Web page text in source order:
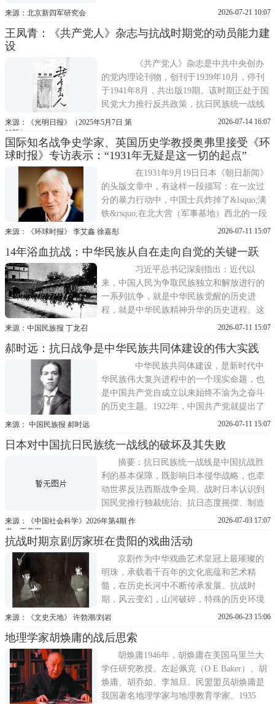
军的作战，而且依靠敌军的瓦解。历史已经
成了现实。抗日战争时期，新四军面对日伪
的一系列新的方针和政策，创造性地
来源：北京新四军研究会 2026-07-21 10:07
王凤青：《共产党人》杂志与抗战时期党的动员能力建
设
《共产党人》杂志是中共中央创办
的党内理论刊物，创刊于1939年10月，停刊
于1941年8月，共出版19期。该时期正处于国
民党大力推行反共政策，抗日民族统一战线
出现严重倒退之际。抗日战争既是军事战，
作，才能汇成陷敌于灭顶之灾的汪洋大海，
形成弥补武器等等缺陷的补救条件与克服一
切战争困难的前提。危急存亡关头
来源：《光明日报》（2025年5月7日 第
11版）
2026-07-14 16:07
国际知名战争史学家、英国历史学教授奥弗里接受《环
球时报》专访表示：“1931年无疑是这一切的起点”
在1931年9月19日日本《朝日新闻》
的头版文章中，有这样一段描写：在一次过
分的暴力行动中，中国士兵炸掉了&lsquo;满
铁&rsquo;在北大营（军事基地）西北的一段
铁轨，并攻击了我们的铁路守卫。我们的守
英国埃克塞特大学历史学教授理查德·奥弗里
在其著作《二战新史：鲜血与废墟中的世
界，1931—1945》中引述了这...
来源：《环球时报》 李艾鑫 徐嘉彤 2026-07-11 15:07
14年浴血抗战：中华民族从自在走向自觉的关键一跃
习近平总书记深刻指出：近代以
来，中国人民为争取民族独立和解放进行的
一系列抗争，就是中华民族觉醒的历史进
程，就是中华民族精神升华的历史进程。这
种民族觉醒和民族精神升华，在抗日战争时
砥柱的中国共产党，倡导建立抗日民族统一
战线，改变了近代中国一盘散沙状况，团结
带领中华儿女共赴国难、并肩御侮。在
来源：中国民族报 丁龙召 2026-07-11 15:07
郝时远：抗日战争是中华民族共同体建设的伟大实践
中华民族共同体建设，是新时代中
华民族伟大复兴进程中的一个现实命题，也
是中国共产党自成立以来始终不渝为之奋斗
的历史主题。1922年，中国共产党就提出了
推翻国际帝国主义的压迫，达到中华民族完
基于近代中国长期遭受帝国主义列强侵略、
压迫、掠夺，处于国将不国的危亡境地而作
出的民族革命政治宣示。 自18
来源： 中国民族报 郝时远 2026-07-11 15:07
日本对中国抗日民族统一战线的破坏及其失败
摘要：抗日民族统一战线是中国抗战胜
利的基本保障，既影响日本侵华战略，也牵
动世界反法西斯战争全局。战时日本认识到
国民党推行独裁统治、抗日态度摇摆、制造
反共摩擦，而中国共产党则是抗日民族统一
者，是其侵略中国的最大阻碍。日本遂实施
防共回廊联资反共东亚新秩序大东亚共荣圈
等侵略图谋，利用三国同盟日
来源：《中国社会科学》2026年第4期 作
者：王美平
2026-07-03 17:07
抗战时期京剧厉家班在贵阳的戏曲活动
京剧作为中华戏曲艺术皇冠上最璀璨的
明珠，承载着千百年的文化底蕴和艺术精
髓，在历史长河中不断传承发展。抗战时
期，风云变幻，山河破碎，特殊的历史环境
推动着大量文艺团体踏上颠沛的迁徙之路。
如一颗响当当的铜豌豆，执着而坚韧，在动
荡的时局中辗转漂泊。因缘际会，抗战风云
中，厉家班曾先后两次踏上贵阳这
来源：《文史天地》 许勃潮/刘岩 2026-06-23 15:06
地理学家胡焕庸的战后思索
胡焕庸1946年，胡焕庸在美国马里兰大
学任研究教授。左起佩克（O E Baker）、胡
焕庸、胡乔如、李旭旦。民盟盟员胡焕庸是
我国著名地理学家与地理教育学家。1935